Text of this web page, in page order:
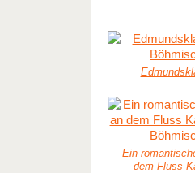
Ein
dem Fluss